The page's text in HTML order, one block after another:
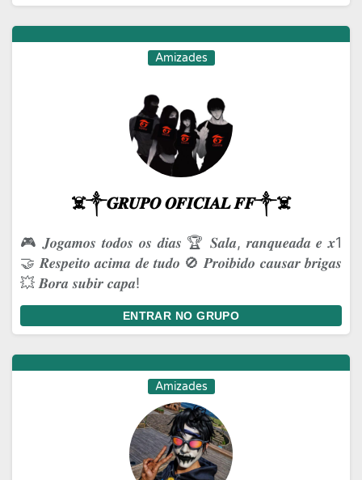
Amizades
☠️༒𝑮𝑹𝑼𝑷𝑶 𝑶𝑭𝑰𝑪𝑰𝑨𝑳 𝑭𝑭༒☠️
🎮 𝑱𝒐𝒈𝒂𝒎𝒐𝒔 𝒕𝒐𝒅𝒐𝒔 𝒐𝒔 𝒅𝒊𝒂𝒔 🏆 𝑺𝒂𝒍𝒂, 𝒓𝒂𝒏𝒒𝒖𝒆𝒂𝒅𝒂 𝒆 𝒙1
🤝 𝑹𝒆𝒔𝒑𝒆𝒊𝒕𝒐 𝒂𝒄𝒊𝒎𝒂 𝒅𝒆 𝒕𝒖𝒅𝒐 🚫 𝑷𝒓𝒐𝒊𝒃𝒊𝒅𝒐 𝒄𝒂𝒖𝒔𝒂𝒓 𝒃𝒓𝒊𝒈𝒂𝒔
💥 𝑩𝒐𝒓𝒂 𝒔𝒖𝒃𝒊𝒓 𝒄𝒂𝒑𝒂!
ENTRAR NO GRUPO
Amizades